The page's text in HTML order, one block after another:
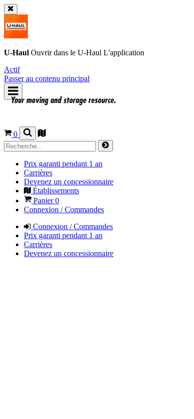
U-Haul Ouvrir dans le U-Haul L'application
Actif
Passer au contenu principal
0
Prix garanti pendant 1 an
Carrières
Devenez un concessionnaire
Établissements
Panier0
Connexion / Commandes
Connexion / Commandes
Prix garanti pendant 1 an
Carrières
Devenez un concessionnaire